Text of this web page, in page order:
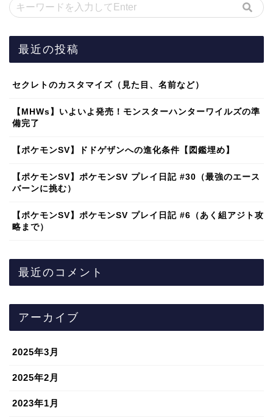
最近の投稿
セクレトのカスタマイズ（見た目、名前など）
【MHWs】いよいよ発売！モンスターハンターワイルズの準
備完了
【ポケモンSV】ドドゲザンへの進化条件【図鑑埋め】
【ポケモンSV】ポケモンSV プレイ日記 #30（最強のエース
バーンに挑む）
【ポケモンSV】ポケモンSV プレイ日記 #6（あく組アジト攻
略まで）
最近のコメント
アーカイブ
2025年3月
2025年2月
2023年1月